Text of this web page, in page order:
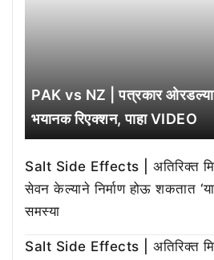
PAK vs NZ | पत्रकार
भयानक रिएक्शन, पाहा VIDEO
Salt Side Effects | अतिरिक्त
सेवन केल्याने निर्माण होऊ शकतात
समस्या
Salt Side Effects | अतिरिक्त